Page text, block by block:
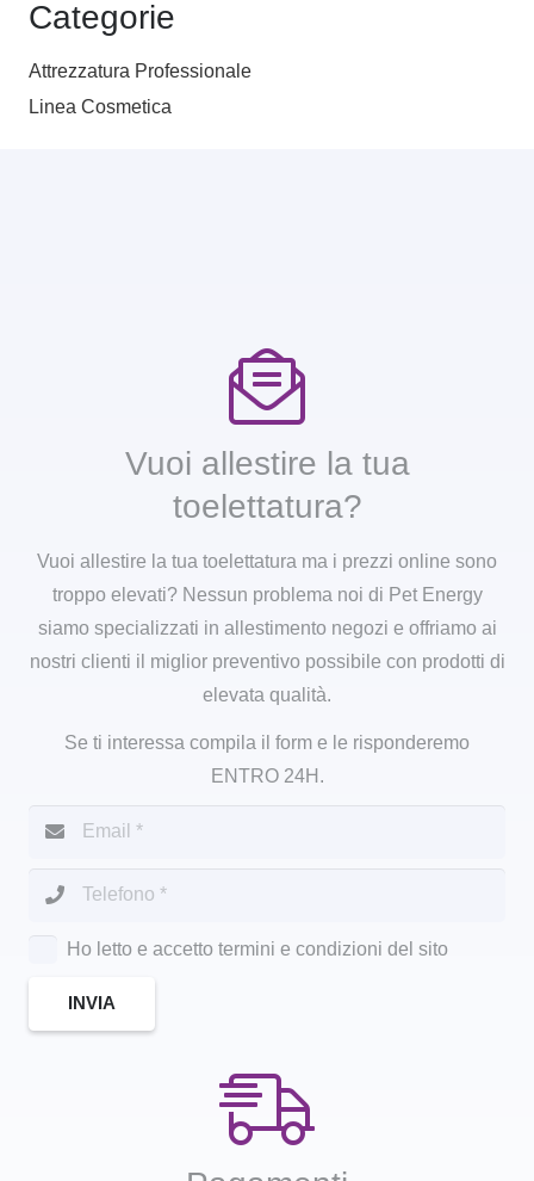
Categorie
Attrezzatura Professionale
Linea Cosmetica
Vuoi allestire la tua
toelettatura?
Vuoi allestire la tua toelettatura ma i prezzi online sono
troppo elevati? Nessun problema noi di Pet Energy
siamo specializzati in allestimento negozi e offriamo ai
nostri clienti il miglior preventivo possibile con prodotti di
elevata qualità.
Se ti interessa compila il form e le risponderemo
ENTRO 24H.
Ho letto e accetto termini e condizioni del sito
INVIA